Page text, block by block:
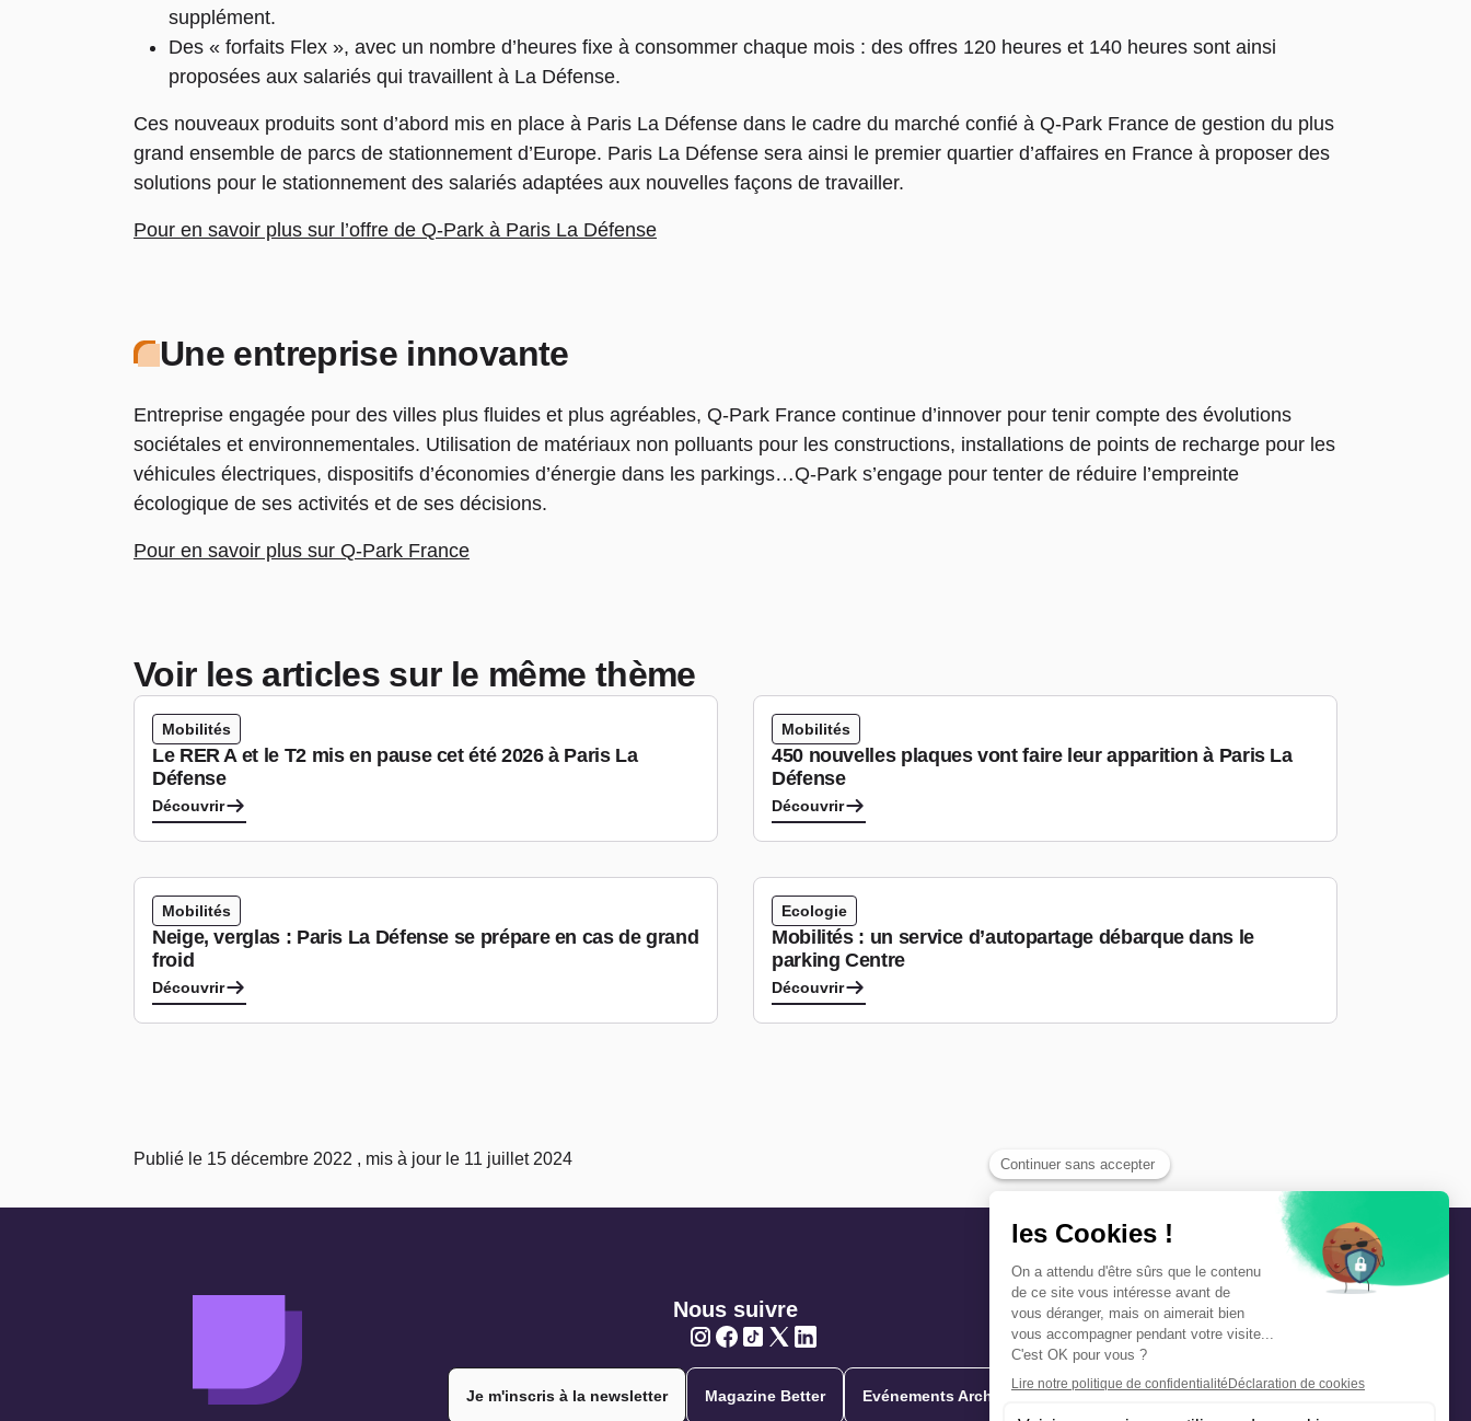
supplément.
Des « forfaits Flex », avec un nombre d’heures fixe à consommer chaque mois : des offres 120 heures et 140 heures sont ainsi
proposées aux salariés qui travaillent à La Défense.
Ces nouveaux produits sont d’abord mis en place à Paris La Défense dans le cadre du marché confié à Q-Park France de gestion du plus
grand ensemble de parcs de stationnement d’Europe. Paris La Défense sera ainsi le premier quartier d’affaires en France à proposer des
solutions pour le stationnement des salariés adaptées aux nouvelles façons de travailler.
Pour en savoir plus sur l’offre de Q-Park à Paris La Défense
Une entreprise innovante
Entreprise engagée pour des villes plus fluides et plus agréables, Q-Park France continue d’innover pour tenir compte des évolutions
sociétales et environnementales. Utilisation de matériaux non polluants pour les constructions, installations de points de recharge pour les
véhicules électriques, dispositifs d’économies d’énergie dans les parkings…Q-Park s’engage pour tenter de réduire l’empreinte
écologique de ses activités et de ses décisions.
Pour en savoir plus sur Q-Park France
Voir les articles sur le même thème
Mobilités
Le RER A et le T2 mis en pause cet été 2026 à Paris La
Défense
Découvrir
Mobilités
450 nouvelles plaques vont faire leur apparition à Paris La
Défense
Découvrir
Mobilités
Neige, verglas : Paris La Défense se prépare en cas de grand
froid
Découvrir
Ecologie
Mobilités : un service d’autopartage débarque dans le
parking Centre
Découvrir
Publié le 15 décembre 2022 , mis à jour le 11 juillet 2024
Nous suivre
Je m'inscris à la newsletter Magazine Better Evénements Archie